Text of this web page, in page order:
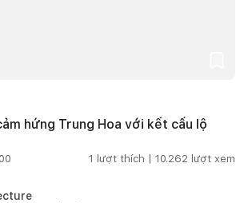
hứng Trung Hoa với kết cấu lộ
1 lượt thích | 10.262 lượt xem